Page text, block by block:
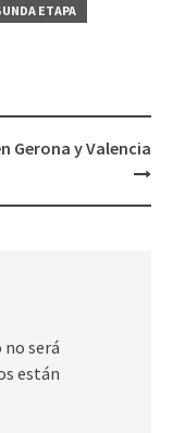
ETAPA
Gerona y Valencia
será
están